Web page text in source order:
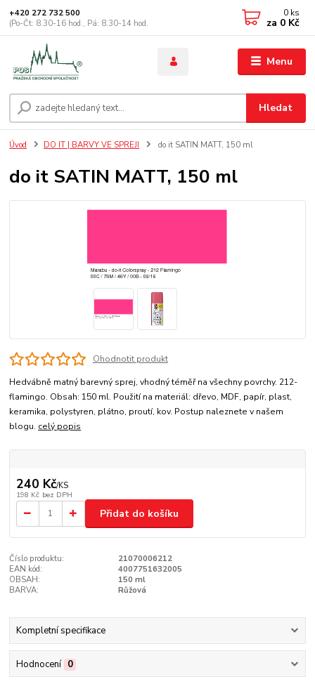
Menu
Hledat
+420 272 732 500
(Po-Čt: 8.30-16 hod., Pá: 8.30-14 hod.
0 ks
za 0 Kč
Úvod DO IT | BARVY VE SPREJI do it SATIN MATT, 150 ml
do it SATIN MATT, 150 ml
Ohodnotit produkt
Hedvábně matný barevný sprej, vhodný téměř na všechny povrchy. 212-
flamingo. Obsah: 150 ml. Použití na materiál: dřevo, MDF, papír, plast,
keramika, polystyren, plátno, proutí, kov. Postup naleznete v našem
blogu. celý popis
240 Kč/KS
198 Kč bez DPH
Přidat do košíku
Číslo produktu:
21070006212
EAN kód:
4007751632005
OBSAH:
150 ml
BARVA:
Růžová
Kompletní specifikace
Hodnocení 0